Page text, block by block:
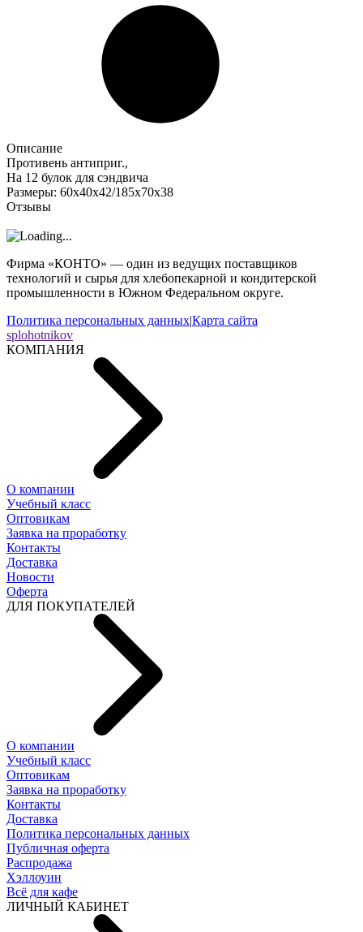
Описание
Противень антиприг.,
На 12 булок для сэндвича
Размеры: 60х40х42/185х70х38
Отзывы
Фирма «КОНТО» — один из ведущих поставщиков
технологий и сырья для хлебопекарной и кондитерской
промышленности в Южном Федеральном округе.
Политика персональных данных|Карта сайта
splohotnikov
КОМПАНИЯ
О компании
Учебный класс
Оптовикам
Заявка на проработку
Контакты
Доставка
Новости
Оферта
ДЛЯ ПОКУПАТЕЛЕЙ
О компании
Учебный класс
Оптовикам
Заявка на проработку
Контакты
Доставка
Политика персональных данных
Публичная оферта
Распродажа
Хэллоуин
Всё для кафе
ЛИЧНЫЙ КАБИНЕТ